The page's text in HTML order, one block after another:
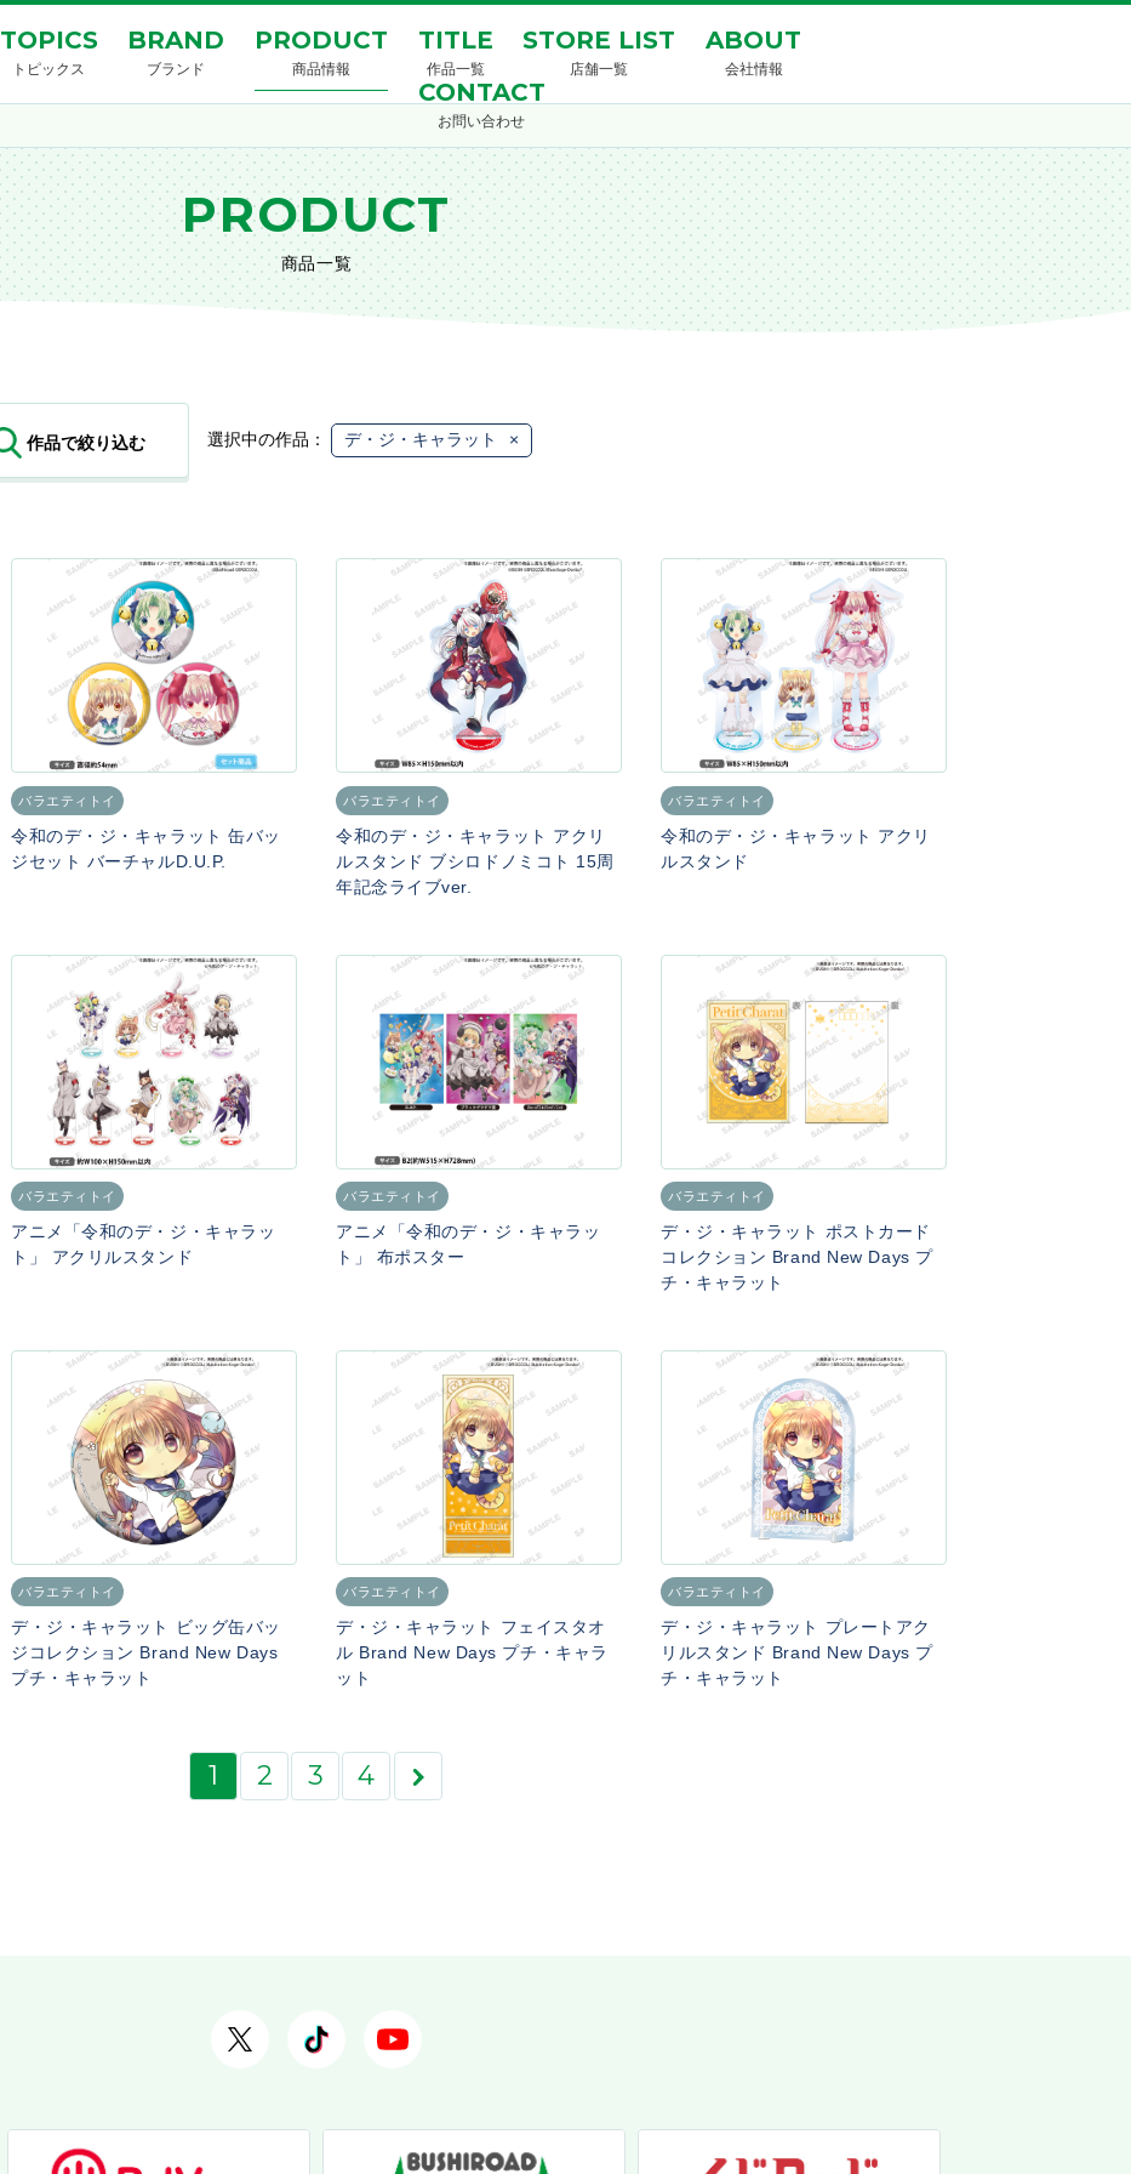
TOPICS
トピックス
BRAND
ブランド
PRODUCT
商品情報
TITLE
作品一覧
STORE LIST
店舗一覧
ABOUT
会社情報
CONTACT
お問い合わせ
PRODUCT
商品一覧
選択中の作品： デ・ジ・キャラット ×
バラエティトイ
令和のデ・ジ・キャラット 缶バッ
ジセット バーチャルD.U.P.
バラエティトイ
令和のデ・ジ・キャラット アクリ
ルスタンド ブシロドノミコト 15周
年記念ライブver.
バラエティトイ
令和のデ・ジ・キャラット アクリ
ルスタンド
バラエティトイ
アニメ「令和のデ・ジ・キャラッ
ト」 アクリルスタンド
バラエティトイ
アニメ「令和のデ・ジ・キャラッ
ト」 布ポスター
バラエティトイ
デ・ジ・キャラット ポストカード
コレクション Brand New Days プ
チ・キャラット
バラエティトイ
デ・ジ・キャラット ビッグ缶バッ
ジコレクション Brand New Days
プチ・キャラット
バラエティトイ
デ・ジ・キャラット フェイスタオ
ル Brand New Days プチ・キャラ
ット
バラエティトイ
デ・ジ・キャラット プレートアク
リルスタンド Brand New Days プ
チ・キャラット
1 2 3 4